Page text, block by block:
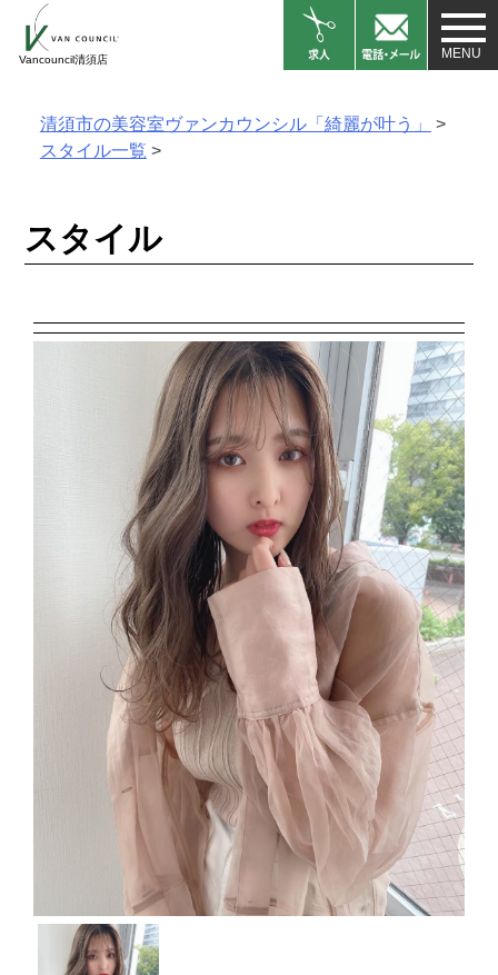
content
Vancouncil清須店
清須市の美容室ヴァンカウンシル「綺麗が叶う」
>
スタイル一覧 >
スタイル